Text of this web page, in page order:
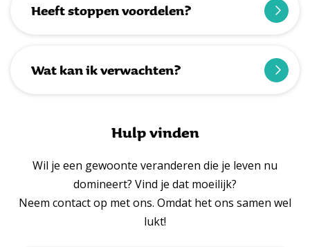
Heeft stoppen voordelen?
Wat kan ik verwachten?
Hulp vinden
Wil je een gewoonte veranderen die je leven nu
domineert? Vind je dat moeilijk?
Neem contact op met ons. Omdat het ons samen wel
lukt!